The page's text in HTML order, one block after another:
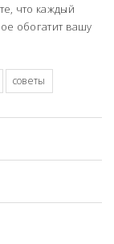
что каждый
обогатит вашу
советы